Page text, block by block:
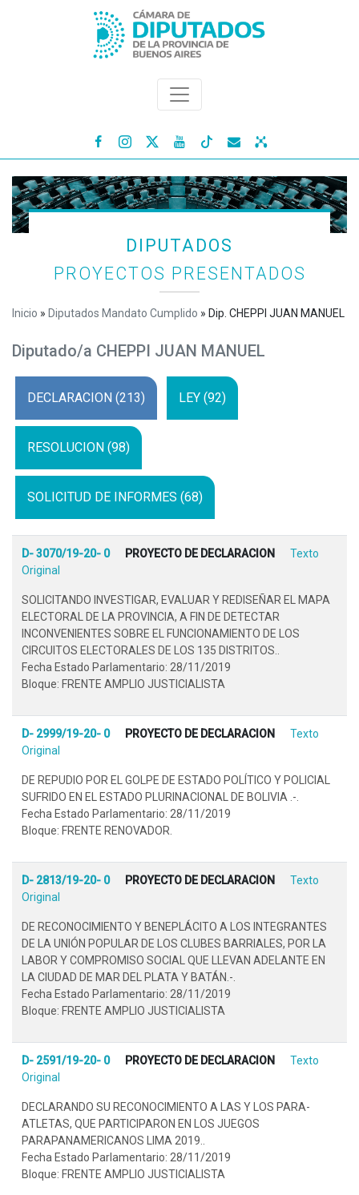
   
DIPUTADOS
PROYECTOS PRESENTADOS
Inicio » Diputados Mandato Cumplido » Dip. CHEPPI JUAN MANUEL
Diputado/a CHEPPI JUAN MANUEL
DECLARACION (213) LEY (92)
RESOLUCION (98)
SOLICITUD DE INFORMES (68)
D- 3070/19-20- 0 PROYECTO DE DECLARACION
Texto
Original
SOLICITANDO INVESTIGAR, EVALUAR Y REDISEÑAR EL MAPA
ELECTORAL DE LA PROVINCIA, A FIN DE DETECTAR
INCONVENIENTES SOBRE EL FUNCIONAMIENTO DE LOS
CIRCUITOS ELECTORALES DE LOS 135 DISTRITOS..
Fecha Estado Parlamentario: 28/11/2019
Bloque: FRENTE AMPLIO JUSTICIALISTA
D- 2999/19-20- 0 PROYECTO DE DECLARACION
Texto
Original
DE REPUDIO POR EL GOLPE DE ESTADO POLÍTICO Y POLICIAL
SUFRIDO EN EL ESTADO PLURINACIONAL DE BOLIVIA .-.
Fecha Estado Parlamentario: 28/11/2019
Bloque: FRENTE RENOVADOR.
D- 2813/19-20- 0 PROYECTO DE DECLARACION
Texto
Original
DE RECONOCIMIENTO Y BENEPLÁCITO A LOS INTEGRANTES
DE LA UNIÓN POPULAR DE LOS CLUBES BARRIALES, POR LA
LABOR Y COMPROMISO SOCIAL QUE LLEVAN ADELANTE EN
LA CIUDAD DE MAR DEL PLATA Y BATÁN.-.
Fecha Estado Parlamentario: 28/11/2019
Bloque: FRENTE AMPLIO JUSTICIALISTA
D- 2591/19-20- 0 PROYECTO DE DECLARACION
Texto
Original
DECLARANDO SU RECONOCIMIENTO A LAS Y LOS PARA-
ATLETAS, QUE PARTICIPARON EN LOS JUEGOS
PARAPANAMERICANOS LIMA 2019..
Fecha Estado Parlamentario: 28/11/2019
Bloque: FRENTE AMPLIO JUSTICIALISTA